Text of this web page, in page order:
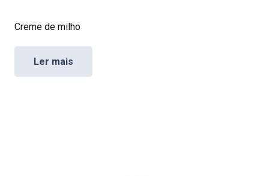
Creme de milho
Ler mais